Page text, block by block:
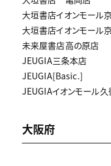
大垣書店イオンモール
大垣書店イオンモール
未来屋書店高の原店
JEUGIA三条本店
JEUGIA[Basic.]
JEUGIAイオンモール
大阪府